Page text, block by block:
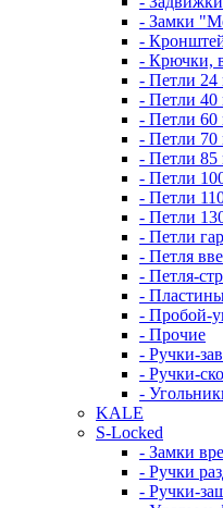
- Замки
-
- Крючки,
- Петли
- Петли
- Петли
- Петли
- Петли
- Петли
- Петли
- Петли
- Петли
- Петля
- Петля-
-
- Пробой-
- Прочие
- Ручки-
- Ручки-
-
KALE
S-Locked
- Замки
- Ручки
- Ручки-